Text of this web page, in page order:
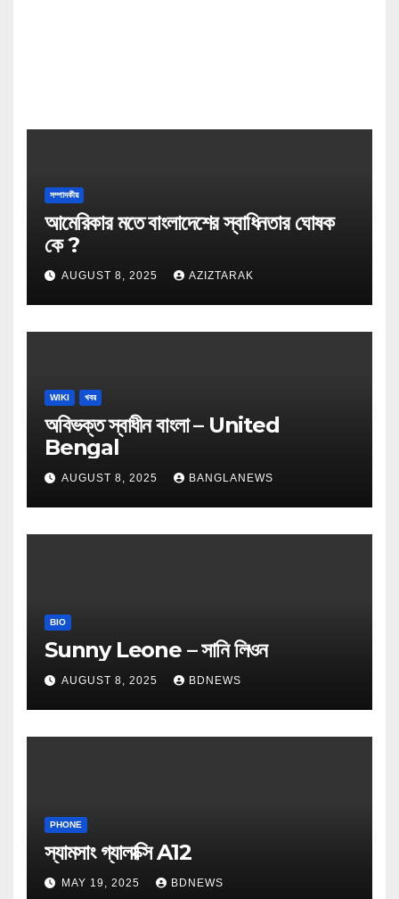
সম্পাদকীয়
আমেরিকার মতে বাংলাদেশের স্বাধিনতার ঘোষক
কে ?
AUGUST 8, 2025 AZIZTARAK
WIKI খবর
অবিভক্ত স্বাধীন বাংলা – United
Bengal
AUGUST 8, 2025 BANGLANEWS
BIO
Sunny Leone – সানি লিওন
AUGUST 8, 2025 BDNEWS
PHONE
স্যামসাং গ্যালাক্সি A12
MAY 19, 2025 BDNEWS